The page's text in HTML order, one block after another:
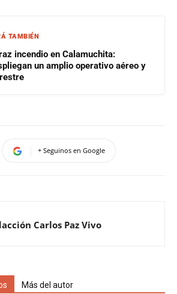
TAMBIÉN
incendio en Calamuchita:
un amplio operativo aéreo y
+ Seguinos en Google
Carlos Paz Vivo
Más del autor